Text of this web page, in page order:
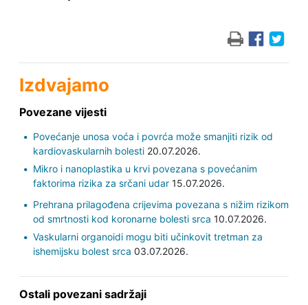
Izdvajamo
Povezane vijesti
Povećanje unosa voća i povrća može smanjiti rizik od
kardiovaskularnih bolesti20.07.2026.
Mikro i nanoplastika u krvi povezana s povećanim
faktorima rizika za srčani udar15.07.2026.
Prehrana prilagođena crijevima povezana s nižim rizikom
od smrtnosti kod koronarne bolesti srca 10.07.2026.
Vaskularni organoidi mogu biti učinkovit tretman za
ishemijsku bolest srca 03.07.2026.
Ostali povezani sadržaji